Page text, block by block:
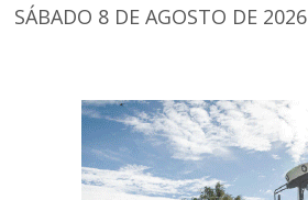
SÁBADO 8 DE AGOSTO DE 2026